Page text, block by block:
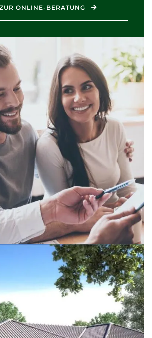
ZUR ONLINE-BERATUNG